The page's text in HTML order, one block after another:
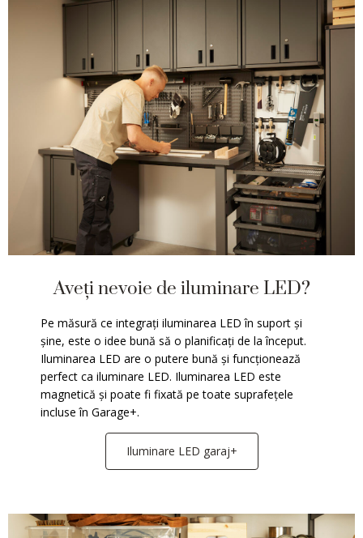
Aveți nevoie de iluminare LED?
Pe măsură ce integrați iluminarea LED în suport și
șine, este o idee bună să o planificați de la început.
Iluminarea LED are o putere bună și funcționează
perfect ca iluminare LED. Iluminarea LED este
magnetică și poate fi fixată pe toate suprafețele
incluse în Garage+.
Iluminare LED garaj+